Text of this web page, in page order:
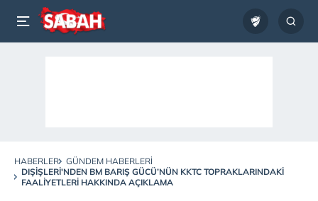
HABERLER
GÜNDEM HABERLERI
DIŞIŞLERI'NDEN BM BARIŞ GÜCÜ’NÜN KKTC TOPRAKLARINDAKI
FAALIYETLERI HAKKINDA AÇIKLAMA